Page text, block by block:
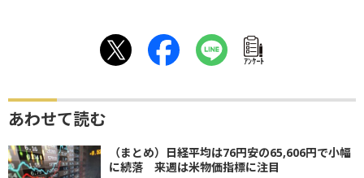
ｱﾝｹｰﾄ
あわせて読む
（まとめ）日経平均は76円安の65,606円で小幅
に続落 来週は米物価指標に注目